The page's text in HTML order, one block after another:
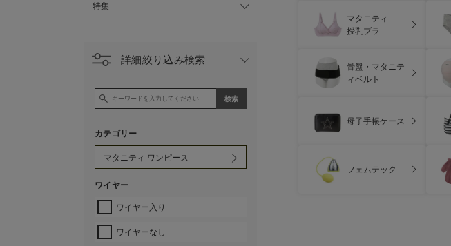
特集
詳細絞り込み検索
カテゴリー
ワイヤー
ワイヤー入り
ワイヤーなし
マタニティ
授乳ブラ
骨盤・マタニテ
ィベルト
母子手帳ケース
フェムテック